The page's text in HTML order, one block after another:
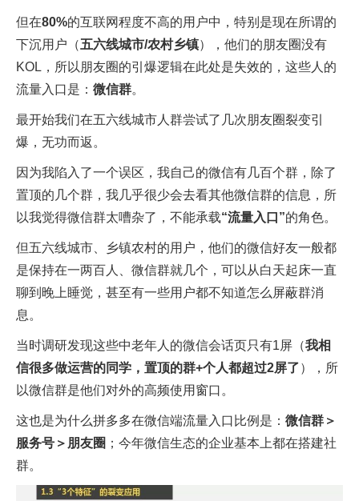
但在80%的互联网程度不高的用户中，特别是现在所谓的
下沉用户（五六线城市/农村乡镇），他们的朋友圈没有
KOL，所以朋友圈的引爆逻辑在此处是失效的，这些人的
流量入口是： 微信群。
最开始我们在五六线城市人群尝试了几次朋友圈裂变引
爆，无功而返。
因为我陷入了一个误区，我自己的微信有几百个群，除了
置顶的几个群，我几乎很少会去看其他微信群的信息，所
以我觉得微信群太嘈杂了，不能承载“流量入口”的角色。
但五六线城市、乡镇农村的用户，他们的微信好友一般都
是保持在一两百人、微信群就几个，可以从白天起床一直
聊到晚上睡觉，甚至有一些用户都不知道怎么屏蔽群消
息。
当时调研发现这些中老年人的微信会话页只有1屏（我相
信很多做运营的同学，置顶的群+个人都超过2屏了），所
以微信群是他们对外的高频使用窗口。
这也是为什么拼多多在微信端流量入口比例是： 微信群＞
服务号＞朋友圈 ；今年微信生态的企业基本上都在搭建社
群。